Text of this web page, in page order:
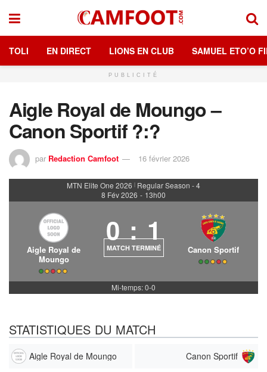
TOLI EN DIRECT LIONS EN CLUB SAMUEL ETO’O
PUBLICITÉ
Aigle Royal de Moungo –
Canon Sportif ?:?
par Redaction Camfoot 16 février 2026
MTN Elite One 2026 | Regular Season - 4
8 Fév 2026 - 13h00
Aigle Royal de
Moungo
0 : 1
MATCH TERMINÉ Canon Sportif
Mi-temps: 0-0
STATISTIQUES DU MATCH
Aigle Royal de Moungo Canon Sportif